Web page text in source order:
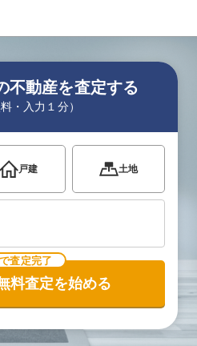
不動産を査定する
・入力１分）
戸建 土地
査定完了
料査定を始める